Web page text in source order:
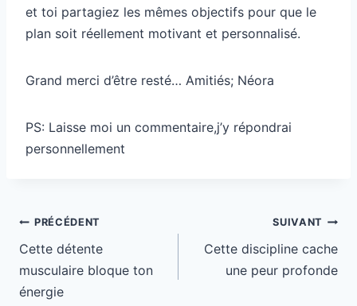
et toi partagiez les mêmes objectifs pour que le
plan soit réellement motivant et personnalisé.
Grand merci d’être resté… Amitiés; Néora
PS: Laisse moi un commentaire,j’y répondrai
personnellement
Navigation
de
l’article
PRÉCÉDENT
Cette détente
musculaire bloque ton
énergie
SUIVANT
Cette discipline cache
une peur profonde